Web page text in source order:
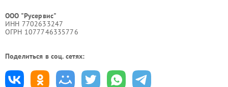
ООО "Русервис"
ИНН 7702633247
ОГРН 1077746335776
Поделиться в соц. сетях: